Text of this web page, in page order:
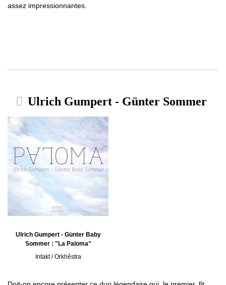
assez impressionnantes.
Ulrich Gumpert - Günter Sommer
Ulrich Gumpert - Günter Baby
Sommer : "La Paloma"
Intakt / Orkhêstra